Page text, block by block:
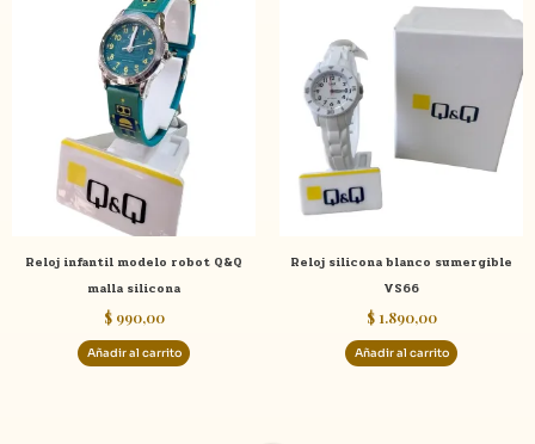
Reloj infantil modelo robot Q&Q
malla silicona
$990,00
Añadir al carrito
Reloj silicona blanco sumergible
VS66
$1.890,00
Añadir al carrito